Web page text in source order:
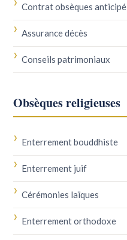
Contrat obsèques anticipé
Assurance décès
Conseils patrimoniaux
Obsèques religieuses
Enterrement bouddhiste
Enterrement juif
Cérémonies laïques
Enterrement orthodoxe